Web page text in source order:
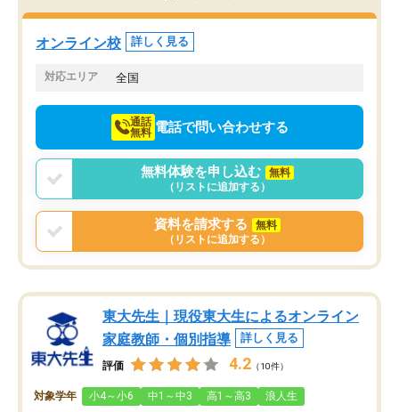
塾を受けています。狙い通り、少しず
つ成績も上がり、苦手意識も無くなっ
てきたので、さらに苦手な数学も追加
でお願いしました。来年の高校受験に
オンライン校 詳しく見る
対応エリア 全国
通話
無料 電話で問い合わせする
無料体験を申し込む
無料
（リストに追加する）
資料を請求する
無料
（リストに追加する）
東大先生｜現役東大生によるオンライン
家庭教師・個別指導
詳しく見る
評価 4.2 （10件）
対象学年 小4～小6 中1～中3 高1～高3 浪人生